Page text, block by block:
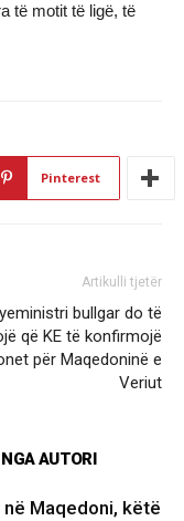
të motit të ligë, të
Pinterest
Artikulli tjetër
bullgar do të
që KE të konfirmojë
për Maqedoninë e
Veriut
AUTORI
Maqedoni, këtë